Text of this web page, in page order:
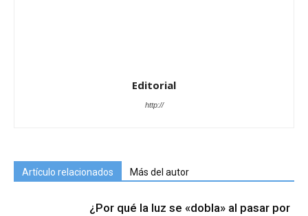
Editorial
http://
Artículo relacionados Más del autor
¿Por qué la luz se «dobla» al pasar por